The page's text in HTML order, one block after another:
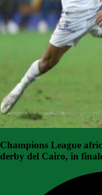
Champions League
derby del Cairo, in